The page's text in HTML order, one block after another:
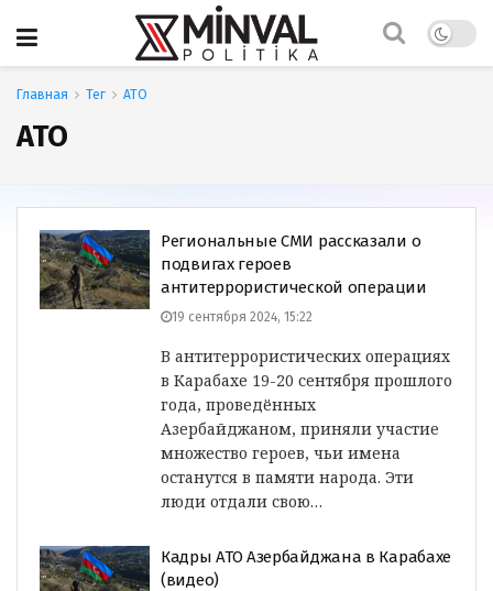
Главная Тег АТО
АТО
Региональные СМИ рассказали о
подвигах героев
антитеррористической операции
19 сентября 2024, 15:22
В антитеррористических операциях
в Карабахе 19-20 сентября прошлого
года, проведённых
Азербайджаном, приняли участие
множество героев, чьи имена
останутся в памяти народа. Эти
люди отдали свою…
Кадры АТО Азербайджана в Карабахе
(видео)